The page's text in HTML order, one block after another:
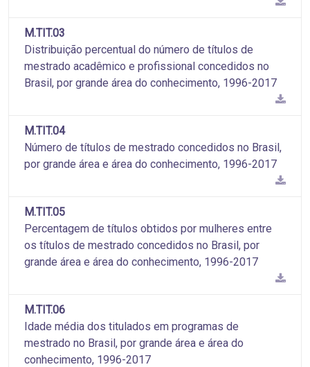
M.TIT.03
Distribuição percentual do número de títulos de
mestrado acadêmico e profissional concedidos no
Brasil, por grande área do conhecimento, 1996-2017
M.TIT.04
Número de títulos de mestrado concedidos no Brasil,
por grande área e área do conhecimento, 1996-2017
M.TIT.05
Percentagem de títulos obtidos por mulheres entre
os títulos de mestrado concedidos no Brasil, por
grande área e área do conhecimento, 1996-2017
M.TIT.06
Idade média dos titulados em programas de
mestrado no Brasil, por grande área e área do
conhecimento, 1996-2017